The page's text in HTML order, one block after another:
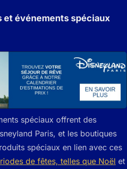
et événements spéciaux
spéciaux offrent des
Paris, et les boutiques
spéciaux en lien avec ces
de fêtes, telles que Noël et